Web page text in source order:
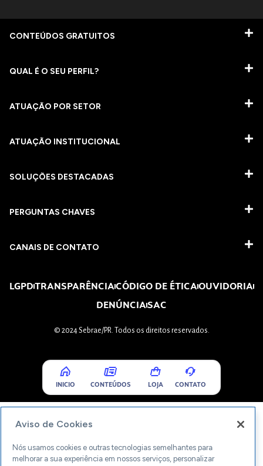
CONTEÚDOS GRATUITOS
QUAL É O SEU PERFIL?
ATUAÇÃO POR SETOR
ATUAÇÃO INSTITUCIONAL
SOLUÇÕES DESTACADAS
PERGUNTAS CHAVES​
CANAIS DE CONTATO
LGPDTRANSPARÊNCIACÓDIGO DE ÉTICAOUVIDORIA
DENÚNCIASAC
© 2024 Sebrae/PR. Todos os direitos reservados.
INICIO CONTEÚDOS LOJA CONTATO
Aviso de Cookies
Nós usamos cookies e outras tecnologias semelhantes para
melhorar a sua experiência em nossos serviços, personalizar